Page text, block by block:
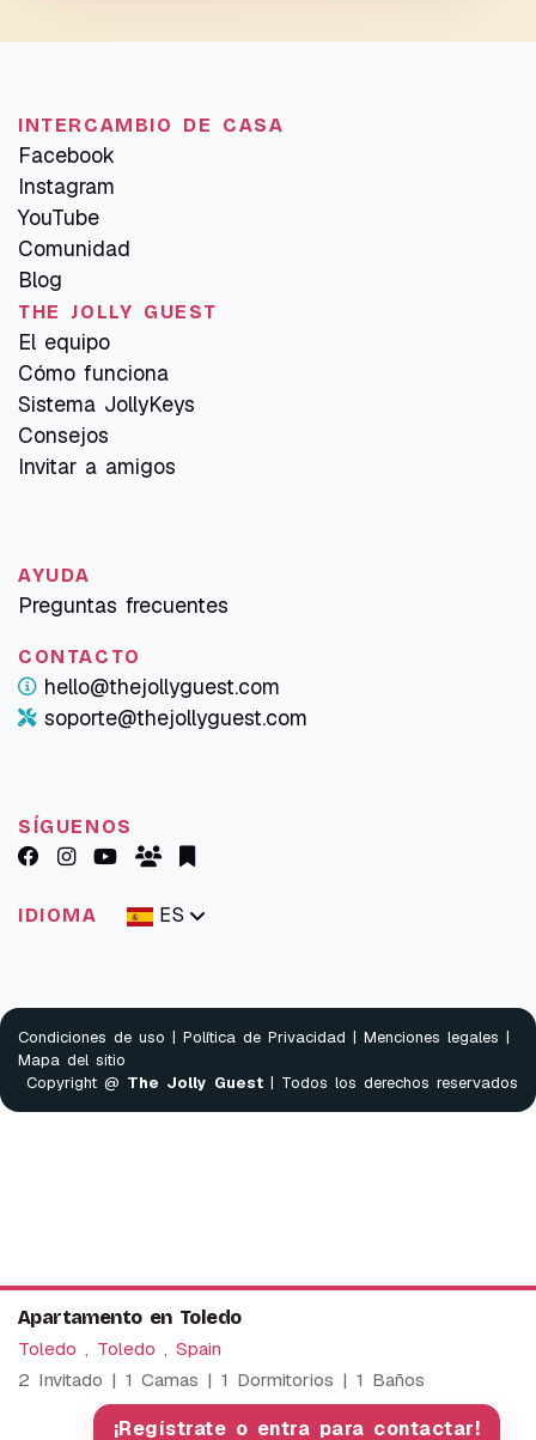
Apartamento en Toledo
Toledo , Toledo , Spain
2 Invitado | 1 Camas | 1 Dormitorios | 1 Baños
¡Regístrate o entra para contactar!
INTERCAMBIO DE CASA
Facebook
Instagram
YouTube
Comunidad
Blog
THE JOLLY GUEST
El equipo
Cómo funciona
Sistema JollyKeys
Consejos
Invitar a amigos
AYUDA
Preguntas frecuentes
CONTACTO
hello@thejollyguest.com
soporte@thejollyguest.com
SÍGUENOS
IDIOMA ES
Condiciones de uso | Política de Privacidad | Menciones legales |
Mapa del sitio
Copyright @ The Jolly Guest | Todos los derechos reservados
We use cookies to provide our services. By using this